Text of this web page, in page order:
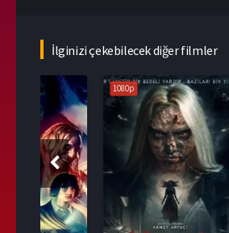
İlginizi çekebilecek diğer filmler
1080p 1080p